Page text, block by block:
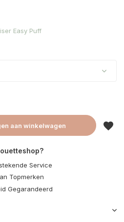
Easy Puff
aan winkelwagen
Service
Topmerken
Gegarandeerd